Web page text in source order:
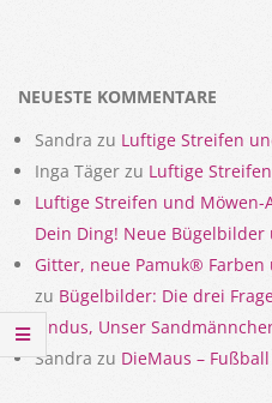
NEUESTE KOMMENTARE
Sandra zu Luftige Streifen
Inga Täger zu Luftige
Luftige Streifen und Möwen-
Dein Ding! Neue
Gitter, neue Pamuk®
zu Bügelbilder: Die drei
Findus, Unser
Sandra zu DieMaus – Fußball